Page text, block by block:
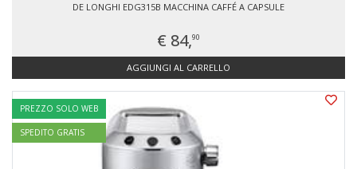
DE LONGHI EDG315B MACCHINA CAFFÉ A CAPSULE
€ 84,90
AGGIUNGI AL CARRELLO
PREZZO SOLO WEB
SPEDITO GRATIS